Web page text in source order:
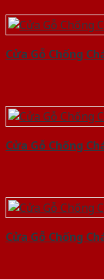
Cửa Gỗ Chống
Cửa Gỗ Chống
Cửa Gỗ Chống